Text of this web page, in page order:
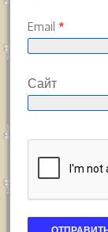
Email *
Сайт